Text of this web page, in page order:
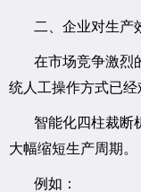
二、企业对生产
在市场竞争激烈
统人工操作方式已经
智能化四柱裁断
大幅缩短生产周期。
例如：